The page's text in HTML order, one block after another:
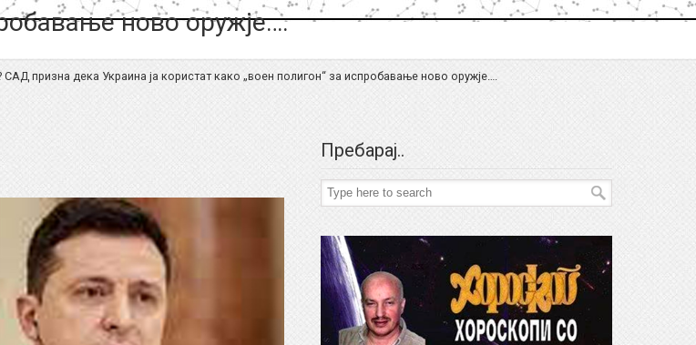
ново оружје….
призна дека Украина ја користат како „воен полигон“ за испробавање ново оружје….
Пребарај..